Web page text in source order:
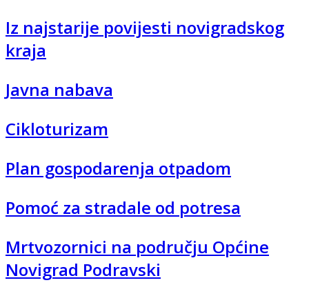
Iz najstarije povijesti novigradskog
kraja
Javna nabava
Cikloturizam
Plan gospodarenja otpadom
Pomoć za stradale od potresa
Mrtvozornici na području Općine
Novigrad Podravski